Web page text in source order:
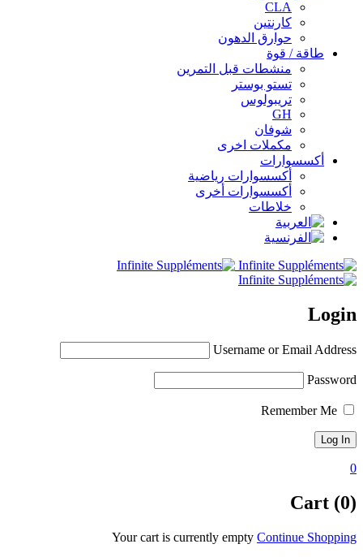
CLA
كارنتين
حوارق الدهون
طاقة / قوة
منشطات قبل التمرين
تستو بوستر
تريبولوس
GH
شوفان
مكملات اخرى
أكسسوارات
أكسسوارات رياضية
أكسسوارات أخرى
خلاطات
Login
Username or Email Address
Password
0
Cart (0)
Your cart is currently empty Continue Shopping